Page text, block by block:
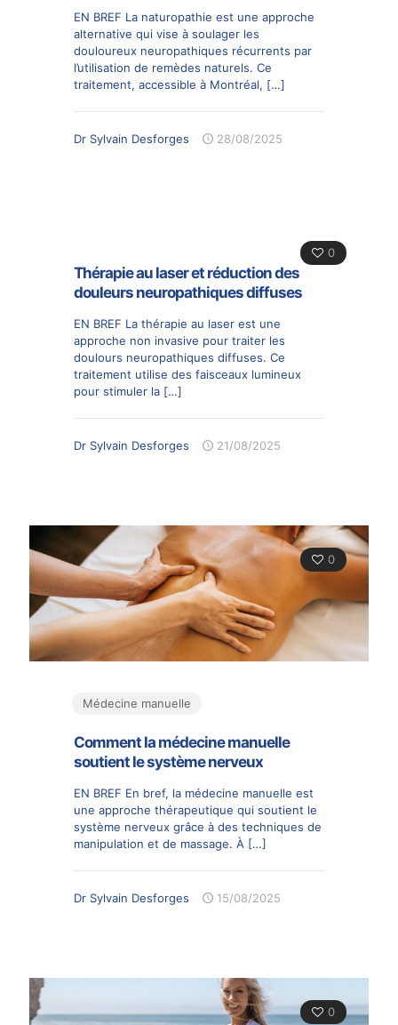
EN BREF La naturopathie est une approche
alternative qui vise à soulager les
douloureux neuropathiques récurrents par
l’utilisation de remèdes naturels. Ce
traitement, accessible à Montréal, […]
Dr Sylvain Desforges 28/08/2025
0
Thérapie au laser et réduction des
douleurs neuropathiques diffuses
EN BREF La thérapie au laser est une
approche non invasive pour traiter les
doulours neuropathiques diffuses. Ce
traitement utilise des faisceaux lumineux
pour stimuler la […]
Dr Sylvain Desforges 21/08/2025
0
Médecine manuelle
Comment la médecine manuelle
soutient le système nerveux
EN BREF En bref, la médecine manuelle est
une approche thérapeutique qui soutient le
système nerveux grâce à des techniques de
manipulation et de massage. À […]
Dr Sylvain Desforges 15/08/2025
0